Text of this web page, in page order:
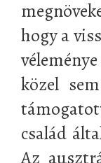
hogy a
közel
család
Az